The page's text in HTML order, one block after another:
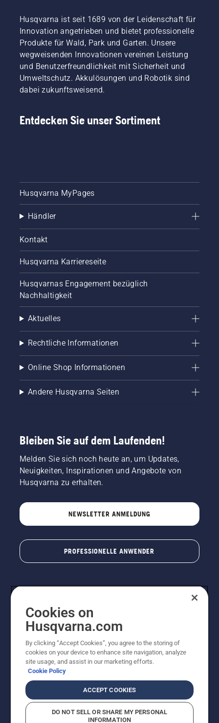
Husqvarna ist seit 1689 von der Leidenschaft für
Innovation angetrieben und bietet professionelle
Produkte für Wald, Park und Garten. Unsere
wegweisenden Innovationen vereinen Leistung
und Benutzerfreundlichkeit mit Sicherheit und
Umweltschutz. Akkulösungen und Robotik sind
dabei zukunftsweisend.
Entdecken Sie unser Sortiment
Husqvarna MyPages
Händler
Kontakt
Husqvarna Karriereseite
Husqvarnas Engagement bezüglich
Nachhaltigkeit
Aktuelles
Rechtliche Informationen
Online Shop Informationen
Andere Husqvarna Seiten
Bleiben Sie auf dem Laufenden!
Melden Sie sich noch heute an, um Updates,
Neuigkeiten, Inspirationen und Angebote von
Husqvarna zu erhalten.
NEWSLETTER ANMELDUNG
PROFESSIONELLE ANWENDER
© Husqvarna AB (publ). Alle Rechte vorbehalten. Bei
den Preisangaben handelt es sich um unverbindliche
Preisempfehlungen in Euro inkl. der gesetzlichen
Preisempfehlungen (inkl. MwSt), es sei denn sie sind für
den direkten Kauf verfügbar.
Cookie-RichtlinieNutzungsbedingungen Datenschutzerklärung
Vermutete Verstöße melden
Cookies on
Husqvarna.com
By clicking “Accept Cookies”, you agree to the storing of
cookies on your device to enhance site navigation, analyze
site usage, and assist in our marketing efforts.
Cookie Policy
ACCEPT COOKIES
DO NOT SELL OR SHARE MY PERSONAL
INFORMATION